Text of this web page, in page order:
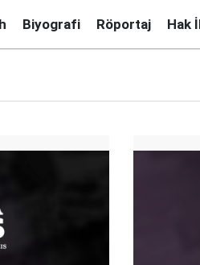
Biyografi Röportaj Hak